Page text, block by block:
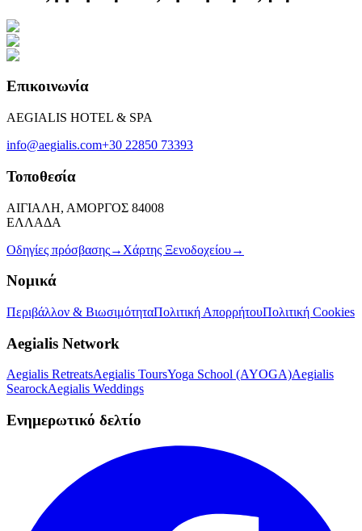
Επικοινωνία
AEGIALIS HOTEL & SPA
info@aegialis.com+30 22850 73393
Τοποθεσία
ΑΙΓΙΑΛΗ, ΑΜΟΡΓΟΣ 84008
ΕΛΛΑΔΑ
Οδηγίες πρόσβασης→ Χάρτης Ξενοδοχείου→
Νομικά
Περιβάλλον & ΒιωσιμότηταΠολιτική ΑπορρήτουΠολιτική Cookies
Aegialis Network
Aegialis RetreatsAegialis ToursYoga School (AYOGA)Aegialis
SearockAegialis Weddings
Ενημερωτικό δελτίο